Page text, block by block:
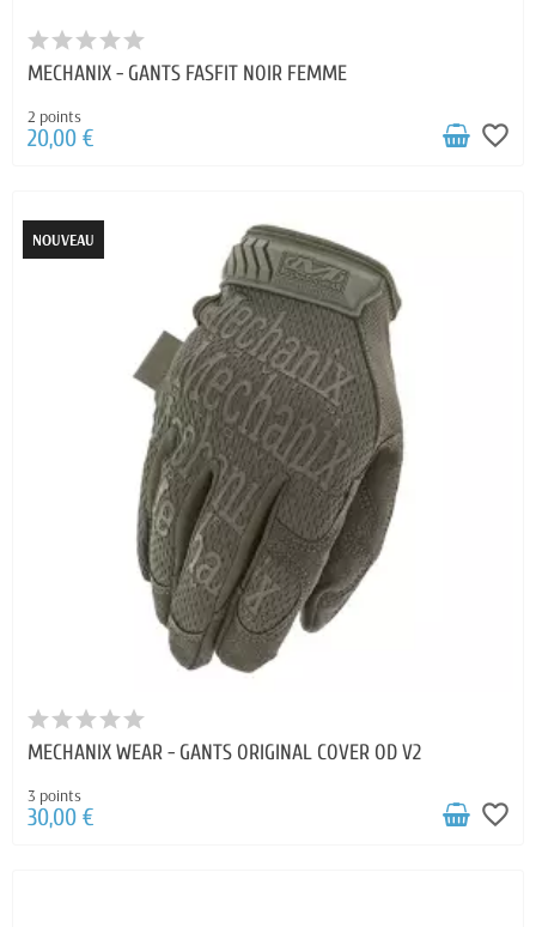
MECHANIX - GANTS FASFIT NOIR FEMME
2 points
20,00 € favorite_border
NOUVEAU
MECHANIX WEAR - GANTS ORIGINAL COVER OD V2
3 points
30,00 € favorite_border